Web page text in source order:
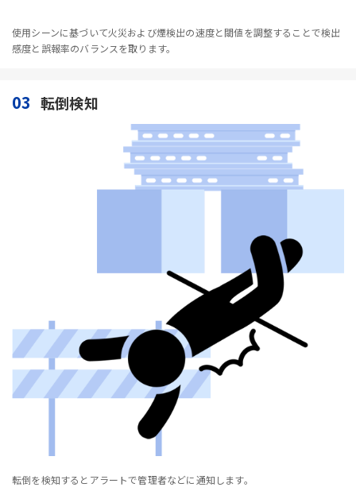
使用シーンに基づいて火災および煙検出の速度と閾値を調整することで検出
感度と誤報率のバランスを取ります。
03 転倒検知
転倒を検知するとアラートで管理者などに通知します。